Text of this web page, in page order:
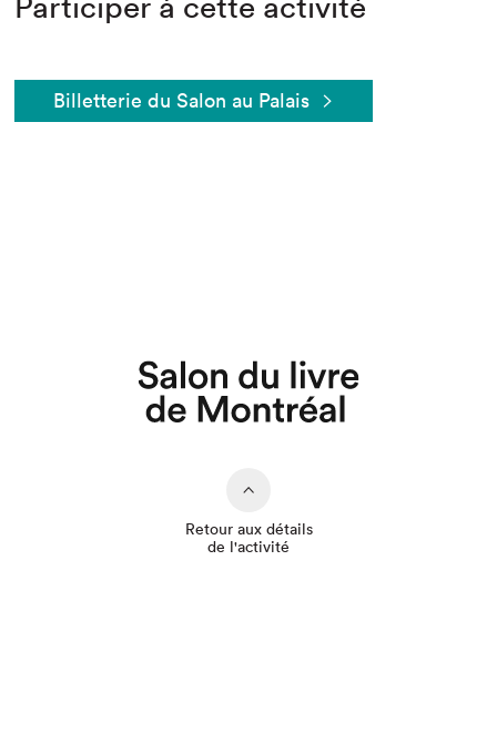
Billetterie du Salon au Palais
Retour aux détails
de l'activité